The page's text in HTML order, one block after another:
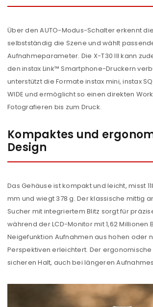
ANMELDEN
Benutzername oder E-Mail-Adresse*
Über den AUTO-Modus-Schalter erkennt
selbstständig die Szene und wählt
Aufnahmeparameter. Die X-T30 III kann
den instax Link™ Smartphone-Druckern
unterstützt die Formate instax mini, instax
WIDE und ermöglicht so einen direkten
Fotografieren bis zum Druck.
Kompaktes und
Design
Das Gehäuse ist kompakt und leicht, misst
mm und wiegt 378 g. Der klassische mittig
Sucher mit integriertem Blitz sorgt für
während der LCD-Monitor mit 1,62 Millionen
Neigefunktion Aufnahmen aus hohen oder
Perspektiven erleichtert. Der
sicheren Halt, auch bei längeren